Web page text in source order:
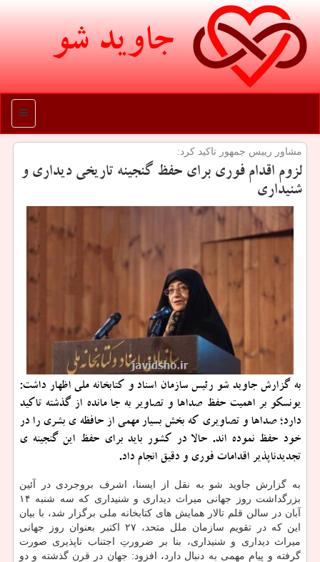
جاوید شو
منو
مشاور رییس جمهور تاكید كرد:
لزوم اقدام فوری برای حفظ گنجینه تاریخی دیداری و
شنیداری
به گزارش جاوید شو رئیس سازمان اسناد و كتابخانه ملی اظهار داشت:
یونسكو بر اهمیت حفظ صداها و تصاویر به جا مانده از گذشته تاكید
دارد؛ صداها و تصاویری كه بخش بسیار مهمی از حافظه ی بشری را در
خود حفظ نموده اند. حالا در كشور باید برای حفظ این گنجینه ی
تجدیدناپذیر اقدامات فوری و دقیق انجام داد.
به گزارش جاوید شو به نقل از ایسنا، اشرف بروجردی در آئین
بزرگداشت روز جهانی میراث دیداری و شنیداری كه سه شنبه ۱۴
آبان در سالن قلم تالار همایش های كتابخانه ملی برگزار شد، با بیان
این كه در تقویم سازمان ملل متحد، ۲۷ اكتبر بعنوان روز جهانی
میراث دیداری و شنیداری، بنا بر ضرورتِ اجتناب ناپذیری صورت
گرفته و پیامِ مهمی به دنبال دارد، افزود: جهان در قرن گذشته و دو